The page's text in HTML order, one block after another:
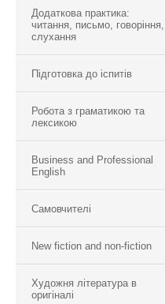
Додаткова практика:
читання, письмо, говоріння,
слухання
Підготовка до іспитів
Робота з граматикою та
лексикою
Business and Professional
English
Самовчителі
New fiction and non-fiction
Художня література в
оригіналі